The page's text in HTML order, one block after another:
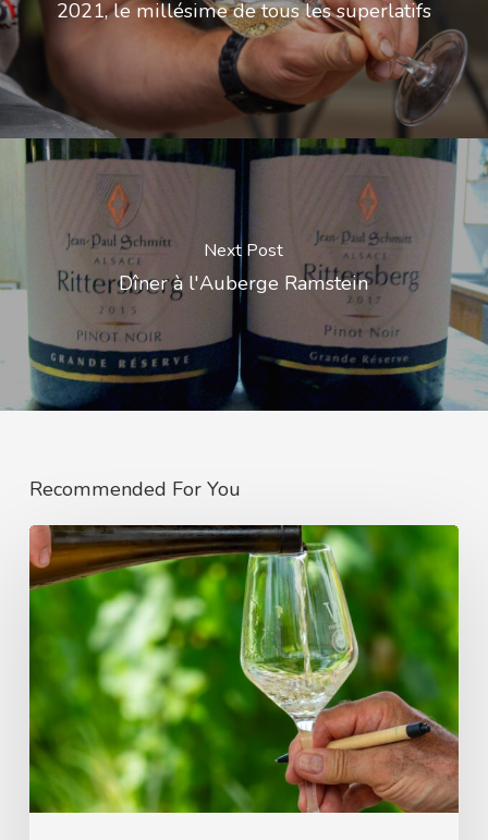
2021, le millésime de tous les superlatifs
Next Post
Dîner à l'Auberge Ramstein
Recommended For You
La
Tournée
des
Terroirs
2026
l’Alsace
célèbre
ses